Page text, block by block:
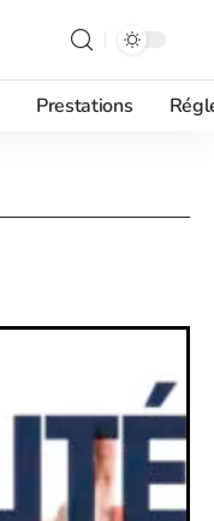
Prestations